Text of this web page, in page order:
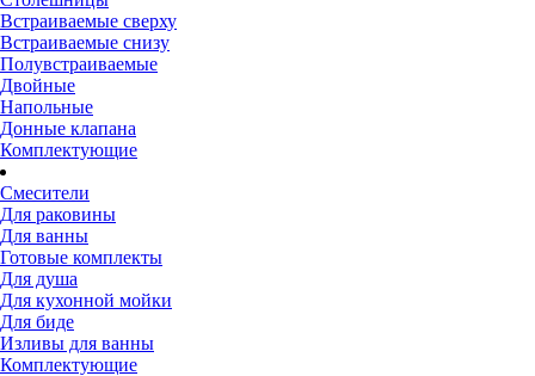
Встраиваемые сверху
Встраиваемые снизу
Полувстраиваемые
Двойные
Напольные
Донные клапана
Комплектующие
Смесители
Для раковины
Для ванны
Готовые комплекты
Для душа
Для кухонной мойки
Для биде
Изливы для ванны
Комплектующие